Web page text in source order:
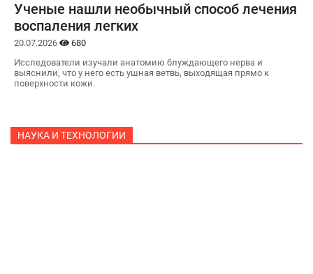
Ученые нашли необычный способ лечения
воспаления легких
20.07.2026
680
Исследователи изучали анатомию блуждающего нерва и
выяснили, что у него есть ушная ветвь, выходящая прямо к
поверхности кожи.
НАУКА И ТЕХНОЛОГИИ